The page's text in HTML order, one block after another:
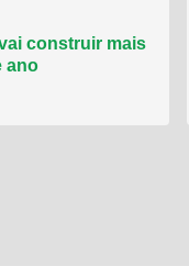
construir mais
ano